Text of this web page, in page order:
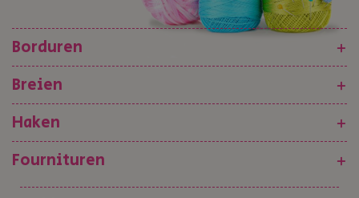
Borduren
+
Breien
+
Haken
+
Fournituren
+